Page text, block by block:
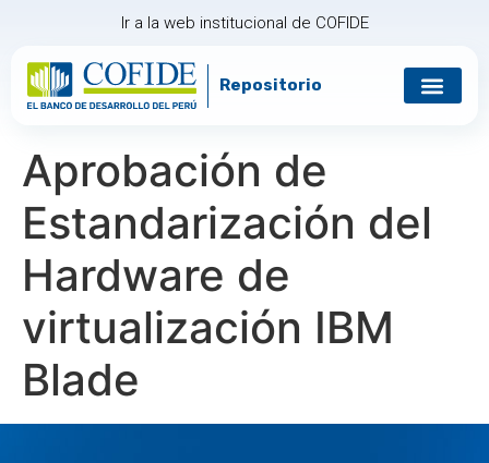
Ir a la web institucional de COFIDE
Repositorio
Aprobación de
Estandarización del
Hardware de
virtualización IBM
Blade